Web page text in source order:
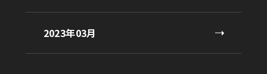
2023年03月